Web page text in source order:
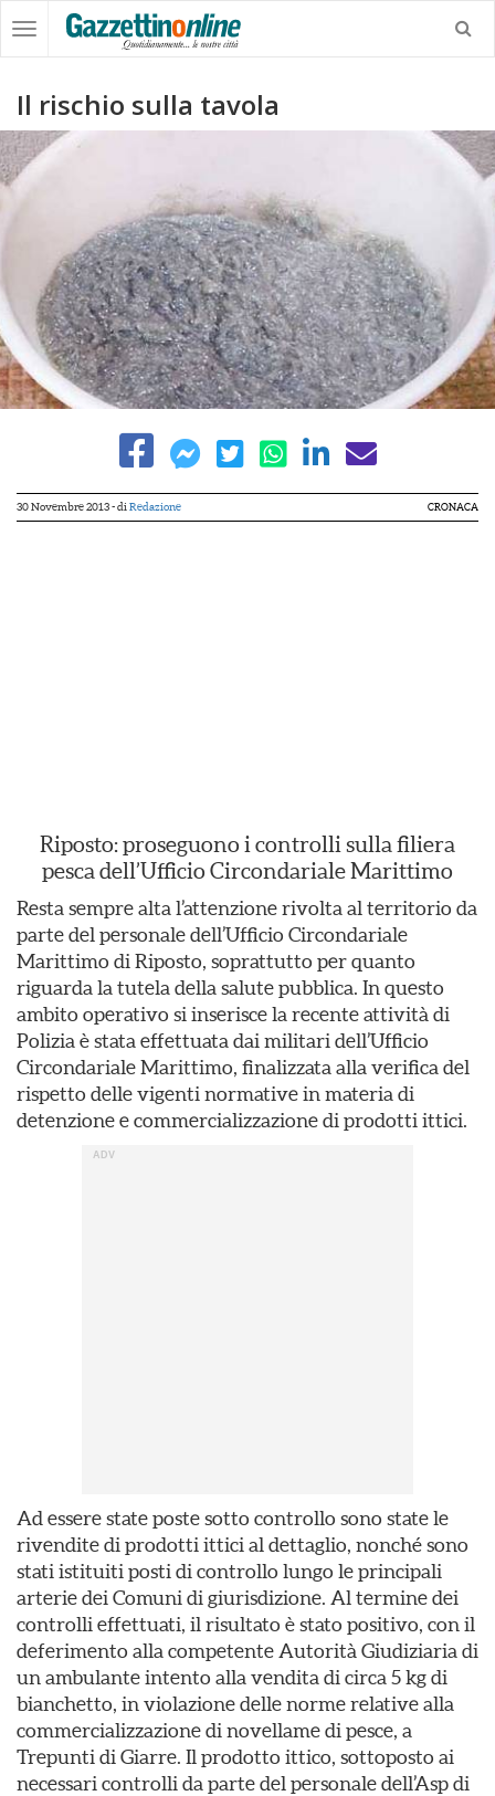
Il rischio sulla tavola
30 Novembre 2013- di Redazione CRONACA
Riposto: proseguono i controlli sulla filiera
pesca dell’Ufficio Circondariale Marittimo
Resta sempre alta l’attenzione rivolta al territorio da
parte del personale dell’Ufficio Circondariale
Marittimo di Riposto, soprattutto per quanto
riguarda la tutela della salute pubblica. In questo
ambito operativo si inserisce la recente attività di
Polizia è stata effettuata dai militari dell’Ufficio
Circondariale Marittimo, finalizzata alla verifica del
rispetto delle vigenti normative in materia di
detenzione e commercializzazione di prodotti ittici.
Ad essere state poste sotto controllo sono state le
rivendite di prodotti ittici al dettaglio, nonché sono
stati istituiti posti di controllo lungo le principali
arterie dei Comuni di giurisdizione. Al termine dei
controlli effettuati, il risultato è stato positivo, con il
deferimento alla competente Autorità Giudiziaria di
un ambulante intento alla vendita di circa 5 kg di
bianchetto, in violazione delle norme relative alla
commercializzazione di novellame di pesce, a
Trepunti di Giarre. Il prodotto ittico, sottoposto ai
necessari controlli da parte del personale dell’Asp di